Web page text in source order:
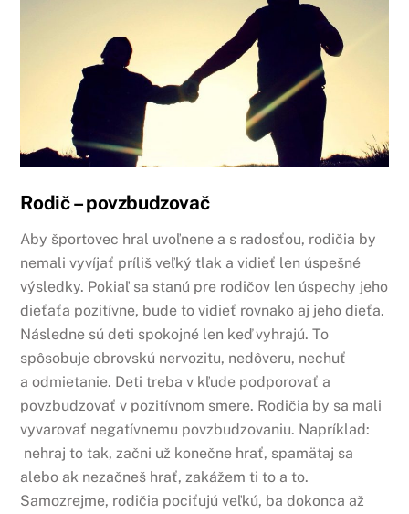
Rodič – povzbudzovač
Aby športovec hral uvoľnene a s radosťou, rodičia by
nemali vyvíjať príliš veľký tlak a vidieť len úspešné
výsledky. Pokiaľ sa stanú pre rodičov len úspechy jeho
dieťaťa pozitívne, bude to vidieť rovnako aj jeho dieťa.
Následne sú deti spokojné len keď vyhrajú. To
spôsobuje obrovskú nervozitu, nedôveru, nechuť
a odmietanie. Deti treba v kľude podporovať a
povzbudzovať v pozitívnom smere. Rodičia by sa mali
vyvarovať negatívnemu povzbudzovaniu. Napríklad:
nehraj to tak, začni už konečne hrať, spamätaj sa
alebo ak nezačneš hrať, zakážem ti to a to.
Samozrejme, rodičia pociťujú veľkú, ba dokonca až